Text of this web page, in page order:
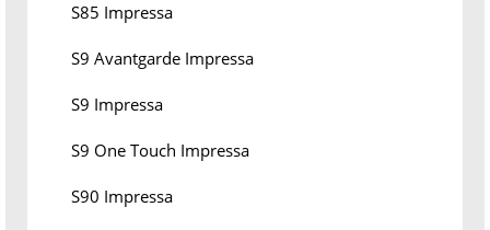
S85 Impressa
S9 Avantgarde Impressa
S9 Impressa
S9 One Touch Impressa
S90 Impressa